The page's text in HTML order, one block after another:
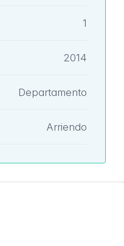
1
2014
Departamento
Arriendo